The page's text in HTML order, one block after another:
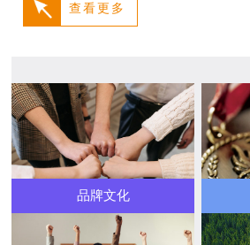
查看更多
品牌文化